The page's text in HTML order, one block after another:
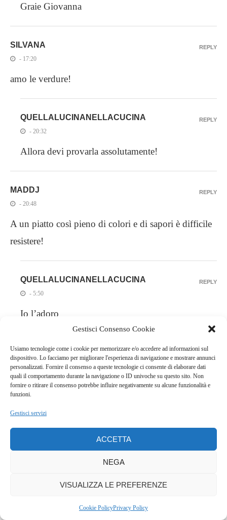
Gestisci Consenso Cookie
Usiamo tecnologie come i cookie per memorizzare e/o accedere ad informazioni sul
dispositivo. Lo facciamo per migliorare l'esperienza di navigazione e mostrare annunci
personalizzati. Fornire il consenso a queste tecnologie ci consente di elaborare dati
quali il comportamento durante la navigazione o ID univoche su questo sito. Non
fornire o ritirare il consenso potrebbe influire negativamente su alcune funzionalità e
funzioni.
Gestisci servizi
ACCETTA
NEGA
VISUALIZZA LE PREFERENZE
Cookie PolicyPrivacy Policy
Graie Giovanna
SILVANA
- 17:20
amo le verdure!
REPLY
QUELLALUCINANELLACUCINA
- 20:32
Allora devi provarla assolutamente!
REPLY
MADDJ
- 20:48
A un piatto così pieno di colori e di sapori è difficile
resistere!
REPLY
QUELLALUCINANELLACUCINA
- 5:50
Io l’adoro
REPLY
ROBERTA
- 1:35
Sono rimasta affascinata da questo piatto !!!
REPLY
QUELLALUCINANELLACUCINA